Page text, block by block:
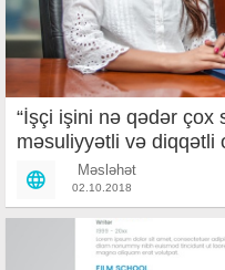
“İşçi işini nə qədər çox
Məsləhət
02.10.2018